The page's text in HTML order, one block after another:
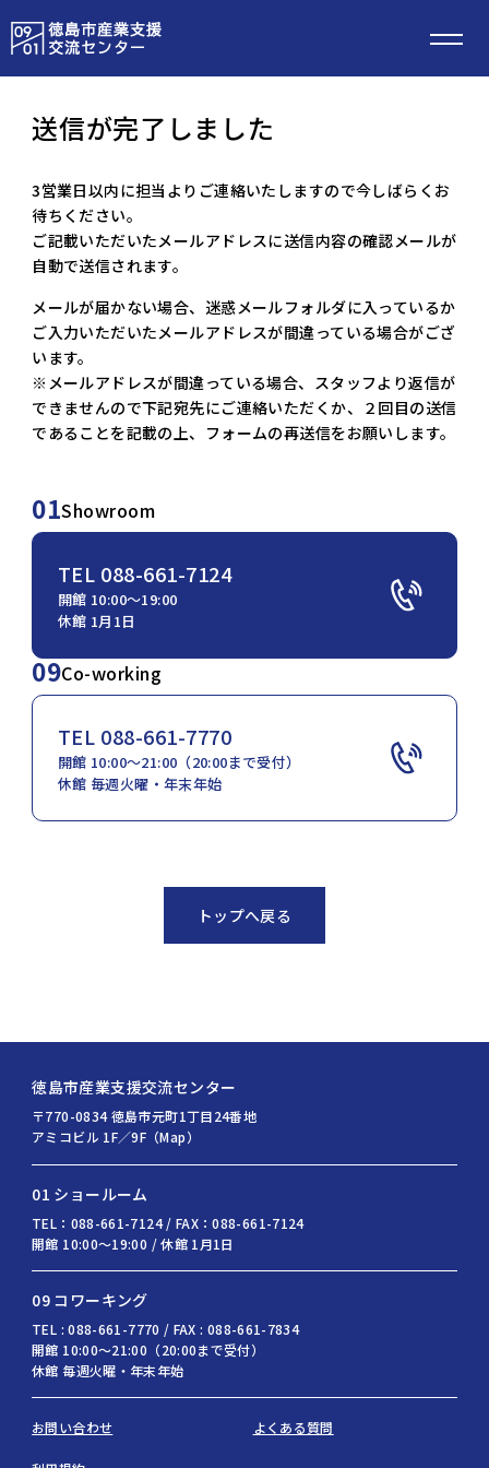
送信が完了しました
3営業日以内に担当よりご連絡いたしますので今しばらくお
待ちください。
ご記載いただいたメールアドレスに送信内容の確認メールが
自動で送信されます。
メールが届かない場合、迷惑メールフォルダに入っているか
ご入力いただいたメールアドレスが間違っている場合がござ
います。
※メールアドレスが間違っている場合、スタッフより返信が
できませんので下記宛先にご連絡いただくか、２回目の送信
であることを記載の上、フォームの再送信をお願いします。
01Showroom
TEL 088-661-7124
開館 10:00〜19:00
休館 1月1日
09Co-working
TEL 088-661-7770
開館 10:00〜21:00（20:00まで受付）
休館 毎週火曜・年末年始
トップへ戻る
徳島市産業支援交流センター
〒770-0834 徳島市元町1丁目24番地
アミコビル 1F／9F（Map）
01 ショールーム
TEL：088-661-7124 / FAX：088-661-7124
開館 10:00〜19:00 / 休館 1月1日
09 コワーキング
TEL : 088-661-7770 / FAX : 088-661-7834
開館 10:00〜21:00（20:00まで受付）
休館 毎週火曜・年末年始
お問い合わせ よくある質問